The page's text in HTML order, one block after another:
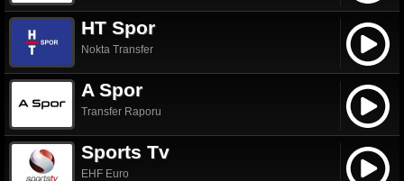
HT Spor
Nokta Transfer
A Spor
Transfer Raporu
Sports Tv
EHF Euro